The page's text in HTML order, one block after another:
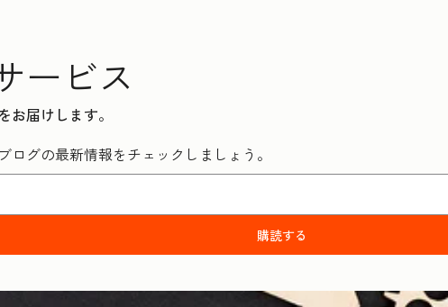
ービス
お届けします。
グの最新情報をチェックしましょう。
購読する